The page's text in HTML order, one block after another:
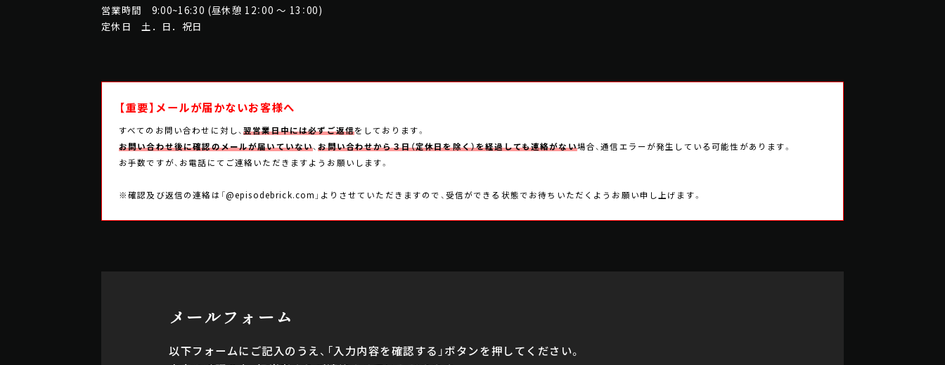
営業時間 9:00~16:30 (昼休憩 12：00 ～ 13：00)
定休日 土．日．祝日
【重要】メールが届かないお客様へ
すべてのお問い合わせに対し、翌営業日中には必ずご返信をしております。
お問い合わせ後に確認のメールが届いていない、お問い合わせから３日（定休日を除く）を経過しても連絡がない場合、通信エラーが発生している可能性があります。
お手数ですが、お電話にてご連絡いただきますようお願いします。
※確認及び返信の連絡は「@episodebrick.com」よりさせていただきますので、受信ができる状態でお待ちいただくようお願い申し上げます。
メールフォーム
以下フォームにご記入のうえ、「入力内容を確認する」ボタンを押してください。